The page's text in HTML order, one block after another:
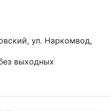
ул. Наркомвод,
выходных